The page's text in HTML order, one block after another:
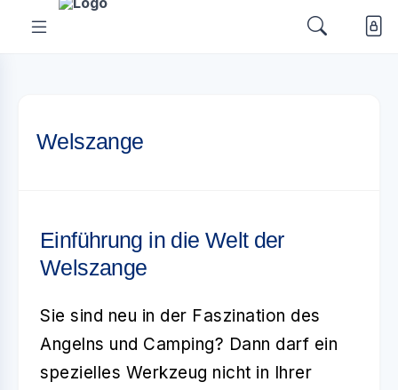
Welszange
Einführung in die Welt der
Welszange
Sie sind neu in der Faszination des
Angelns und Camping? Dann darf ein
spezielles Werkzeug nicht in Ihrer